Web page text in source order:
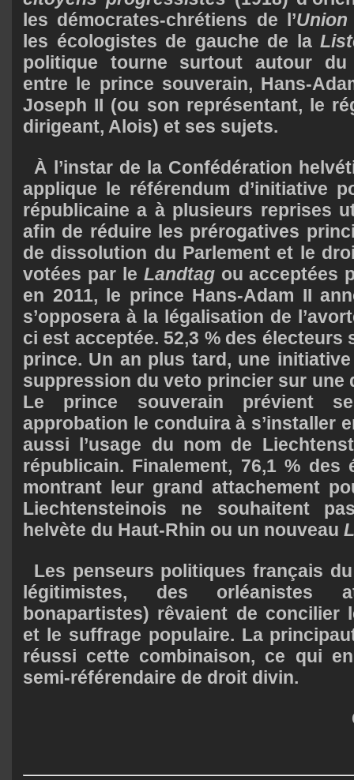
les démocrates-chrétiens de l’
les écologistes de gauche de la
politique tourne surtout autour du
entre le prince souverain, Hans-
Joseph II (ou son représentant, le
dirigeant, Alois) et ses sujets.
À l’instar de la Confédération
applique le référendum d’initiative
républicaine a à plusieurs reprises
afin de réduire les prérogatives
de dissolution du Parlement et le
votées par le Landtagou acceptées
en 2011, le prince Hans-Adam II
s’opposera à la légalisation de
ci est acceptée. 52,3 % des électeurs
prince. Un an plus tard, une
suppression du veto princier sur une
Le prince souverain prévient
approbation le conduira à s’installer
aussi l’usage du nom de
républicain. Finalement, 76,1 % des
montrant leur grand attachement
Liechtensteinois ne souhaitent
helvète du Haut-Rhin ou un nouveau
Les penseurs politiques français du
légitimistes, des orléanistes
bonapartistes) rêvaient de concilier
et le suffrage populaire. La
réussi cette combinaison, ce qui
semi-référendaire de droit divin.